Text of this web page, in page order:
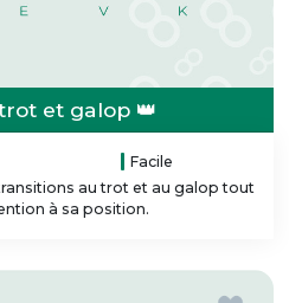
et galop 👑
Facile
au trot et au galop tout
à sa position.